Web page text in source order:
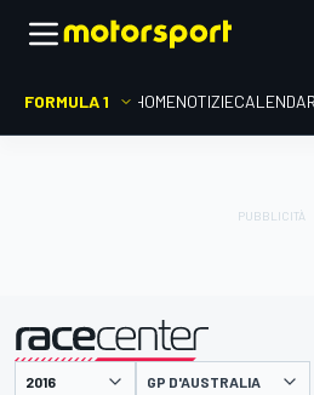
FORMULA 1 HOMENOTIZIE
presentato da GP D'AUSTRALIA